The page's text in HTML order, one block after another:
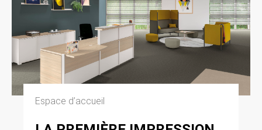
Espace d’accueil
Utilisateur : Internaute se connectant, utilisant
le site susnommé. Informations personnelles :
« les informations qui permettent, sous quelque
forme que ce soit, directement ou non,
l’identification des personnes physiques
auxquelles elles s’appliquent » (article 4 de la
loi n° 78-17 du 6 janvier 1978).